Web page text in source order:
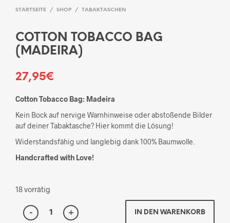
STARTSEITE / SHOP / TABAKTASCHEN
COTTON TOBACCO BAG
(MADEIRA)
27,95€
Cotton Tobacco Bag: Madeira
Kein Bock auf nervige Warnhinweise oder abstoßende Bilder
auf deiner Tabaktasche? Hier kommt die Lösung!
Widerstandsfähig und langlebig dank 100% Baumwolle.
Handcrafted with Love!
18 vorrätig
IN DEN WARENKORB